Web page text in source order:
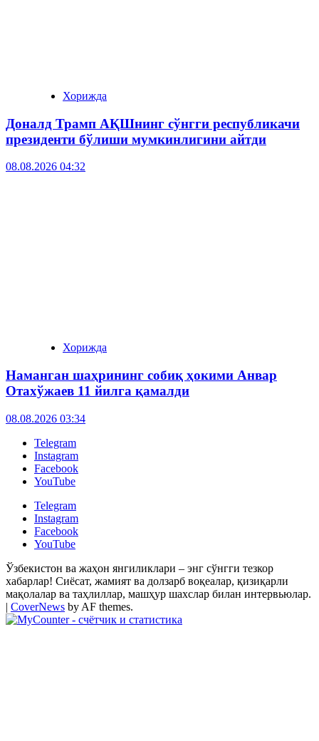
Хорижда
Доналд Трамп АҚШнинг сўнгги республикачи
президенти бўлиши мумкинлигини айтди
08.08.2026 04:32
Хорижда
Наманган шаҳрининг собиқ ҳокими Анвар
Отахўжаев 11 йилга қамалди
08.08.2026 03:34
Telegram
Instagram
Facebook
YouTube
Telegram
Instagram
Facebook
YouTube
Ўзбекистон ва жаҳон янгиликлари – энг сўнгги тезкор
хабарлар! Сиёсат, жамият ва долзарб воқеалар, қизиқарли
мақолалар ва таҳлиллар, машҳур шахслар билан интервьюлар.
| CoverNews by AF themes.